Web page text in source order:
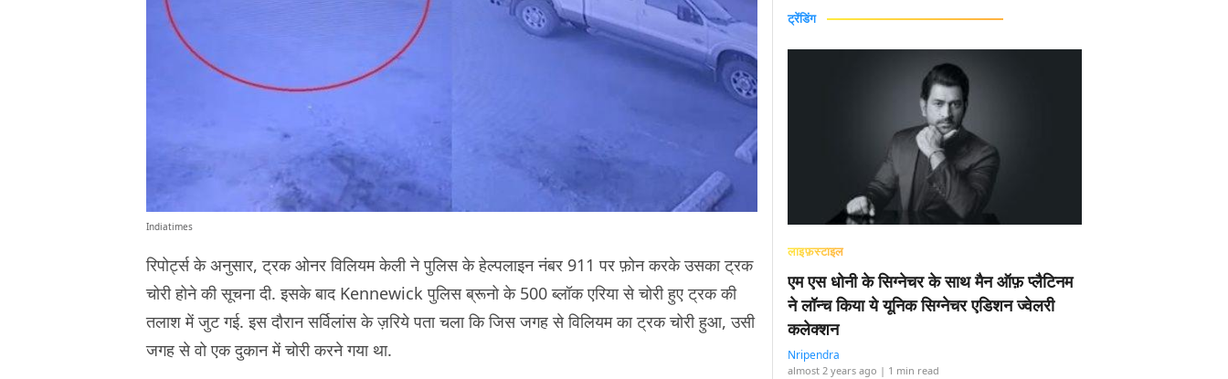
Indiatimes
रिपोर्ट्स के अनुसार, ट्रक ओनर विलियम केली ने पुलिस के हेल्पलाइन नंबर 911 पर फ़ोन करके उसका ट्रक
चोरी होने की सूचना दी. इसके बाद Kennewick पुलिस ब्रूनो के 500 ब्लॉक एरिया से चोरी हुए ट्रक की
तलाश में जुट गई. इस दौरान सर्विलांस के ज़रिये पता चला कि जिस जगह से विलियम का ट्रक चोरी हुआ, उसी
जगह से वो एक दुकान में चोरी करने गया था.
ट्रेंडिंग
लाइफ़स्टाइल
एम एस धोनी के सिग्नेचर के साथ मैन ऑफ़ प्लैटिनम
ने लॉन्च किया ये यूनिक सिग्नेचर एडिशन ज्वेलरी
कलेक्शन
Nripendra
almost 2 years ago | 1 min read